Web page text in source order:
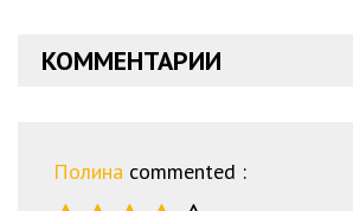
КОММЕНТАРИИ
Полина commented :